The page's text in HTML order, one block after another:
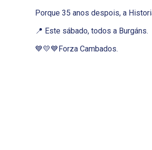
Porque 35 anos despois, a
📍 Este sábado, todos a Burgáns.
💙💛💙Forza Cambados.